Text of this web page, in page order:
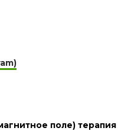
поле) терапия